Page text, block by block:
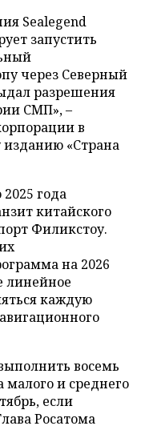
Sealegend
запустить
через Северный
разрешения
СМП», –
в
«Страна
года
китайского
Филикстоу.
на 2026
линейное
каждую
восемь
малого и среднего
если
Росатома